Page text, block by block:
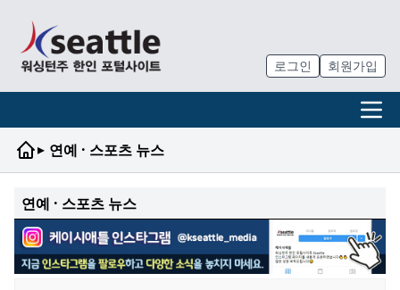
로그인 회원가입
▸ 연예 · 스포츠 뉴스
연예 · 스포츠 뉴스